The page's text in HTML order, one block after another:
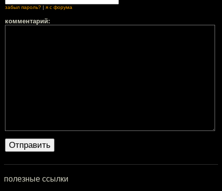
забыл пароль? | я с форума
комментарий:
полезные ссылки